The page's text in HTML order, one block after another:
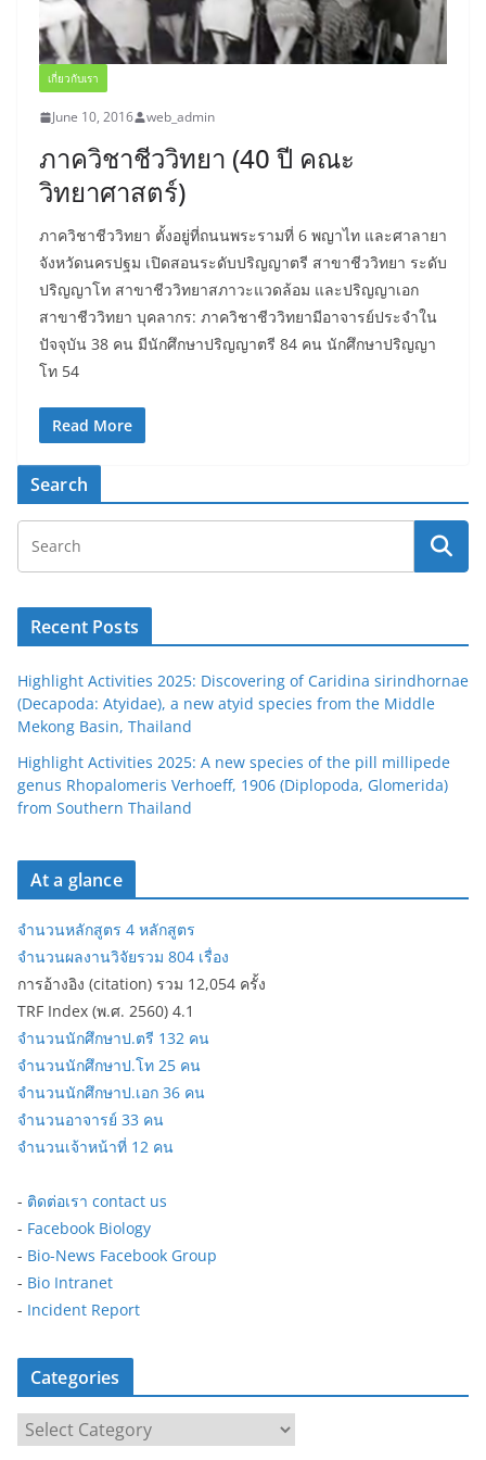
เกี่ยวกับเรา
June 10, 2016 web_admin
ภาควิชาชีววิทยา (40 ปี คณะ
วิทยาศาสตร์)
ภาควิชาชีววิทยา ตั้งอยู่ที่ถนนพระรามที่ 6 พญาไท และศาลายา
จังหวัดนครปฐม เปิดสอนระดับปริญญาตรี สาขาชีววิทยา ระดับ
ปริญญาโท สาขาชีววิทยาสภาวะแวดล้อม และปริญญาเอก
สาขาชีววิทยา บุคลากร: ภาควิชาชีววิทยามีอาจารย์ประจำใน
ปัจจุบัน 38 คน มีนักศึกษาปริญญาตรี 84 คน นักศึกษาปริญญา
โท 54
Read More
Search
Recent Posts
Highlight Activities 2025: Discovering of Caridina sirindhornae
(Decapoda: Atyidae), a new atyid species from the Middle
Mekong Basin, Thailand
Highlight Activities 2025: A new species of the pill millipede
genus Rhopalomeris Verhoeff, 1906 (Diplopoda, Glomerida)
from Southern Thailand
At a glance
จำนวนหลักสูตร 4 หลักสูตร
จำนวนผลงานวิจัยรวม 804 เรื่อง
การอ้างอิง (citation) รวม 12,054 ครั้ง
TRF Index (พ.ศ. 2560) 4.1
จำนวนนักศึกษาป.ตรี 132 คน
จำนวนนักศึกษาป.โท 25 คน
จำนวนนักศึกษาป.เอก 36 คน
จำนวนอาจารย์ 33 คน
จำนวนเจ้าหน้าที่ 12 คน
- ติดต่อเรา contact us
- Facebook Biology
- Bio-News Facebook Group
- Bio Intranet
- Incident Report
Categories
a